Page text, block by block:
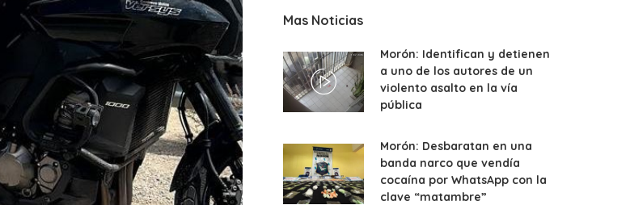
Mas Noticias
Morón: Identifican y detienen
a uno de los autores de un
violento asalto en la vía
pública
Morón: Desbaratan en una
banda narco que vendía
cocaína por WhatsApp con la
clave “matambre”